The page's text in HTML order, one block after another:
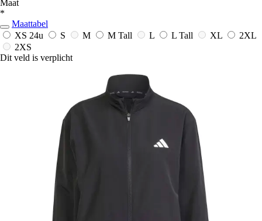
Maat
*
Maattabel
XS 24u S M M Tall L L Tall XL
2XL
2XS
Dit veld is verplicht